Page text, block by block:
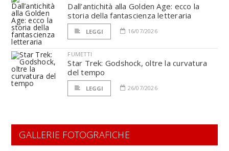
Dall’antichità alla Golden Age: ecco la
storia della fantascienza letteraria
LEGGI 16/07/2026
FUMETTI
Star Trek: Godshock, oltre la curvatura
del tempo
LEGGI 26/07/2026
GALLERIE FOTOGRAFICHE